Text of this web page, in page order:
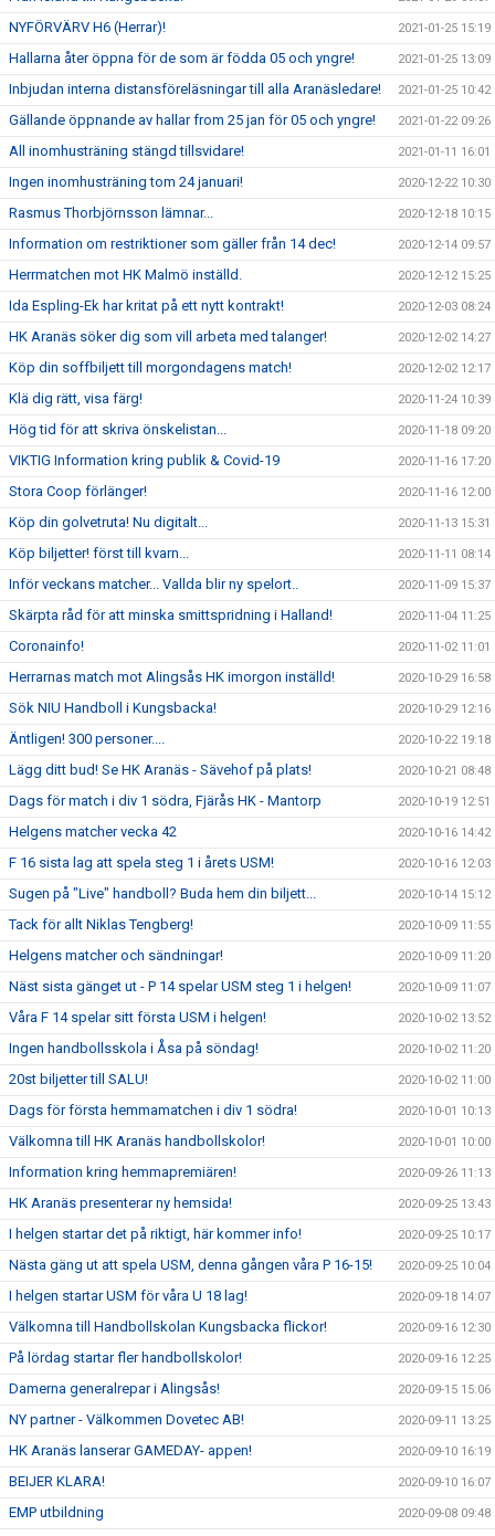
NYFÖRVÄRV H6 (Herrar)! 2021-01-25 15:19
Hallarna åter öppna för de som är födda 05 och yngre! 2021-01-25 13:09
Inbjudan interna distansföreläsningar till alla Aranäsledare! 2021-01-25 10:42
Gällande öppnande av hallar from 25 jan för 05 och yngre! 2021-01-22 09:26
All inomhusträning stängd tillsvidare! 2021-01-11 16:01
Ingen inomhusträning tom 24 januari! 2020-12-22 10:30
Rasmus Thorbjörnsson lämnar... 2020-12-18 10:15
Information om restriktioner som gäller från 14 dec! 2020-12-14 09:57
Herrmatchen mot HK Malmö inställd. 2020-12-12 15:25
Ida Espling-Ek har kritat på ett nytt kontrakt! 2020-12-03 08:24
HK Aranäs söker dig som vill arbeta med talanger! 2020-12-02 14:27
Köp din soffbiljett till morgondagens match! 2020-12-02 12:17
Klä dig rätt, visa färg! 2020-11-24 10:39
Hög tid för att skriva önskelistan... 2020-11-18 09:20
VIKTIG Information kring publik & Covid-19 2020-11-16 17:20
Stora Coop förlänger! 2020-11-16 12:00
Köp din golvetruta! Nu digitalt... 2020-11-13 15:31
Köp biljetter! först till kvarn... 2020-11-11 08:14
Inför veckans matcher... Vallda blir ny spelort.. 2020-11-09 15:37
Skärpta råd för att minska smittspridning i Halland! 2020-11-04 11:25
Coronainfo! 2020-11-02 11:01
Herrarnas match mot Alingsås HK imorgon inställd! 2020-10-29 16:58
Sök NIU Handboll i Kungsbacka! 2020-10-29 12:16
Äntligen! 300 personer.... 2020-10-22 19:18
Lägg ditt bud! Se HK Aranäs - Sävehof på plats! 2020-10-21 08:48
Dags för match i div 1 södra, Fjärås HK - Mantorp 2020-10-19 12:51
Helgens matcher vecka 42 2020-10-16 14:42
F 16 sista lag att spela steg 1 i årets USM! 2020-10-16 12:03
Sugen på "Live" handboll? Buda hem din biljett... 2020-10-14 15:12
Tack för allt Niklas Tengberg! 2020-10-09 11:55
Helgens matcher och sändningar! 2020-10-09 11:20
Näst sista gänget ut - P 14 spelar USM steg 1 i helgen! 2020-10-09 11:07
Våra F 14 spelar sitt första USM i helgen! 2020-10-02 13:52
Ingen handbollsskola i Åsa på söndag! 2020-10-02 11:20
20st biljetter till SALU! 2020-10-02 11:00
Dags för första hemmamatchen i div 1 södra! 2020-10-01 10:13
Välkomna till HK Aranäs handbollskolor! 2020-10-01 10:00
Information kring hemmapremiären! 2020-09-26 11:13
HK Aranäs presenterar ny hemsida! 2020-09-25 13:43
I helgen startar det på riktigt, här kommer info! 2020-09-25 10:17
Nästa gäng ut att spela USM, denna gången våra P 16-15! 2020-09-25 10:04
I helgen startar USM för våra U 18 lag! 2020-09-18 14:07
Välkomna till Handbollskolan Kungsbacka flickor! 2020-09-16 12:30
På lördag startar fler handbollskolor! 2020-09-16 12:25
Damerna generalrepar i Alingsås! 2020-09-15 15:06
NY partner - Välkommen Dovetec AB! 2020-09-11 13:25
HK Aranäs lanserar GAMEDAY- appen! 2020-09-10 16:19
BEIJER KLARA! 2020-09-10 16:07
EMP utbildning 2020-09-08 09:48